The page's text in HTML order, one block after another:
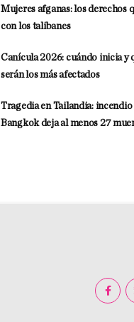
Mujeres afganas: los derechos
con los talibanes
Canícula 2026: cuándo inicia y
serán los más afectados
Tragedia en Tailandia: incendio
Bangkok deja al menos 27